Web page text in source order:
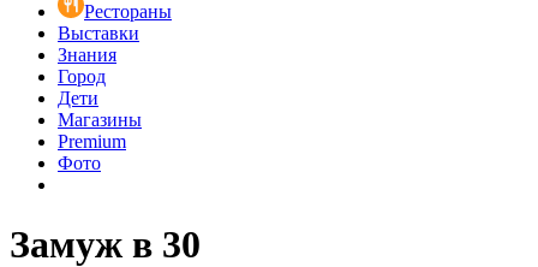
Рестораны
Выставки
Знания
Город
Дети
Магазины
Premium
Фото
Замуж в 30